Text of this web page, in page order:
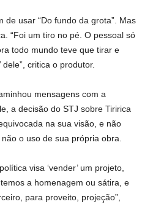
de usar “Do fundo da grota”. Mas
“Foi um tiro no pé. O pessoal só
todo mundo teve que tirar e
critica o produtor.
mensagens com a
a decisão do STJ sobre Tiririca
na sua visão, e não
o uso de sua própria obra.
visa ‘vender’ um projeto,
a homenagem ou sátira, e
para proveito, projeção”,